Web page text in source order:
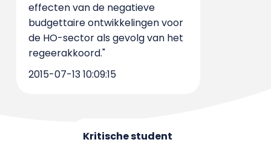
effecten van de negatieve
budgettaire ontwikkelingen voor
de HO-sector als gevolg van het
regeerakkoord."
2015-07-13 10:09:15
Kritische student